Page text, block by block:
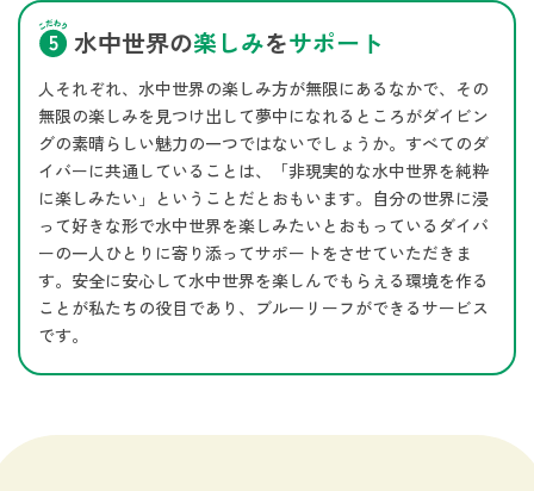
水中世界の楽しみをサポート
人それぞれ、水中世界の楽しみ方が無限にあるなかで、その
無限の楽しみを見つけ出して夢中になれるところがダイビン
グの素晴らしい魅力の一つではないでしょうか。すべてのダ
イバーに共通していることは、「非現実的な水中世界を純粋
に楽しみたい」ということだとおもいます。自分の世界に浸
って好きな形で水中世界を楽しみたいとおもっているダイバ
ーの一人ひとりに寄り添ってサポートをさせていただきま
す。安全に安心して水中世界を楽しんでもらえる環境を作る
ことが私たちの役目であり、ブルーリーフができるサービス
です。